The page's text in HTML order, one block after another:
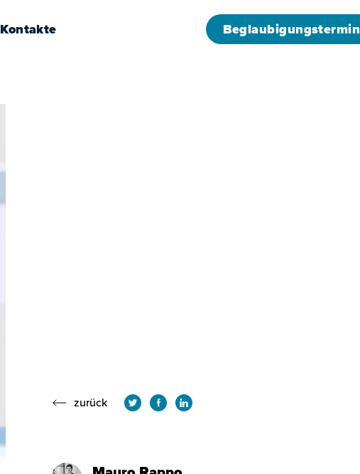
Kontakte Beglaubigungstermin
zurück